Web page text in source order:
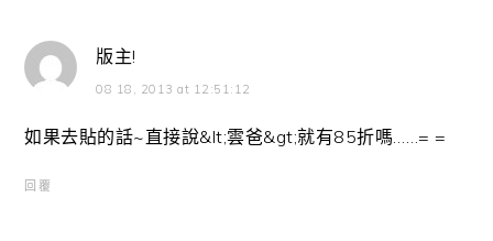
版主!
08 18, 2013 at 12:51:12
如果去貼的話~直接說&lt;雲爸&gt;就有85折嗎……= =
回覆